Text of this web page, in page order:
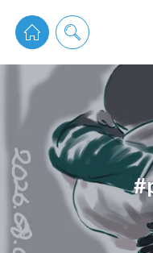
pixiv Sketchは2024年5月28日
通知を受け
pixiv
ア